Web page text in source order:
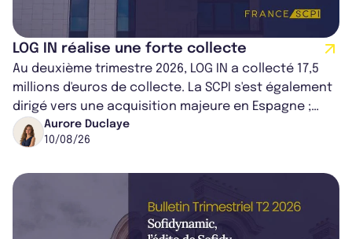
LOG IN réalise une forte collecte
Au deuxième trimestre 2026, LOG IN a collecté 17,5
millions d'euros de collecte. La SCPI s'est également
dirigé vers une acquisition majeure en Espagne ;
portant son patrimoine à 2...
Aurore Duclaye
10/08/26